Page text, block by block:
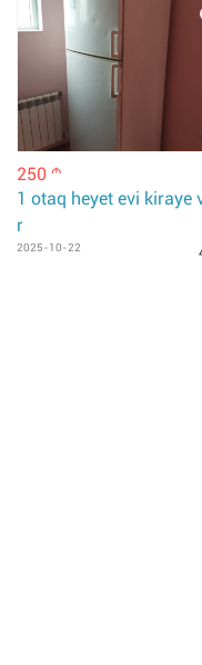
250 m
1 otaq heyet evi kiraye
r
2025-10-22